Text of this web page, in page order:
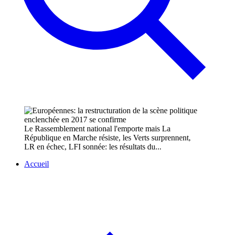
Le Rassemblement national l'emporte mais La
République en Marche résiste, les Verts surprennent,
LR en échec, LFI sonnée: les résultats du...
Accueil